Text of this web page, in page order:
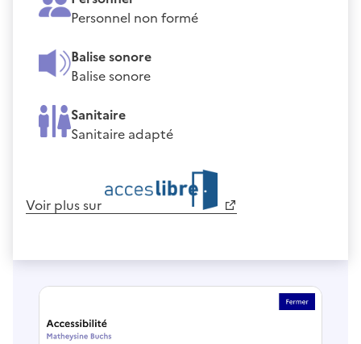
Personnel non formé
Balise sonore
Balise sonore
Sanitaire
Sanitaire adapté
Voir plus sur